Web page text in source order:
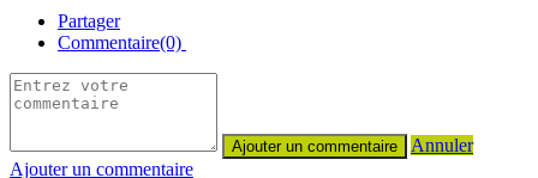
Partager
Commentaire(0)
Annuler
Ajouter un commentaire